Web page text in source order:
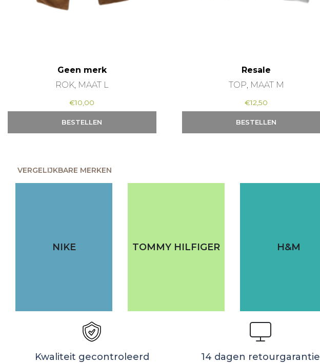
Geen merk
ROK, MAAT L
€10,00
BESTELLEN
Resale
TOP, MAAT M
€12,50
BESTELLEN
VERGELIJKBARE MERKEN
NIKE TOMMY HILFIGER H&M
Kwaliteit gecontroleerd 14 dagen retourgarantie